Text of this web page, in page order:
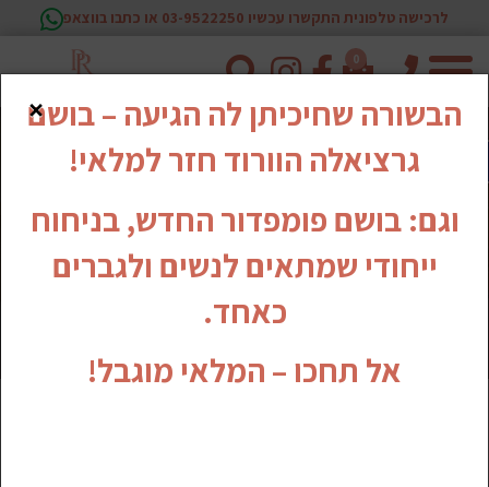
לרכישה טלפונית התקשרו עכשיו 03-9522250 או כתבו בווצאפ
טלפון
0
×
הבשורה שחיכיתן לה הגיעה – בושם
גרציאלה הוורוד חזר למלאי!
וגם: בושם פומפדור החדש, בניחוח
ייחודי שמתאים לנשים ולגברים
כאחד.
אל תחכו – המלאי מוגבל!